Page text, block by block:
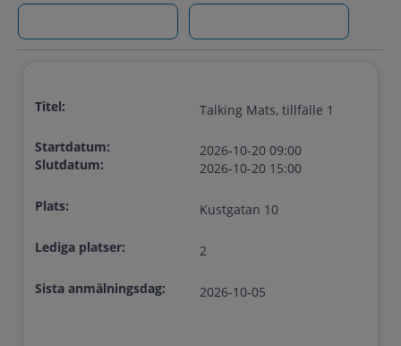
Titel: Talking Mats, tillfälle 1
Startdatum:
Slutdatum:
2026-10-20 09:00
2026-10-20 15:00
Plats: Kustgatan 10
Lediga platser: 2
Sista anmälningsdag: 2026-10-05